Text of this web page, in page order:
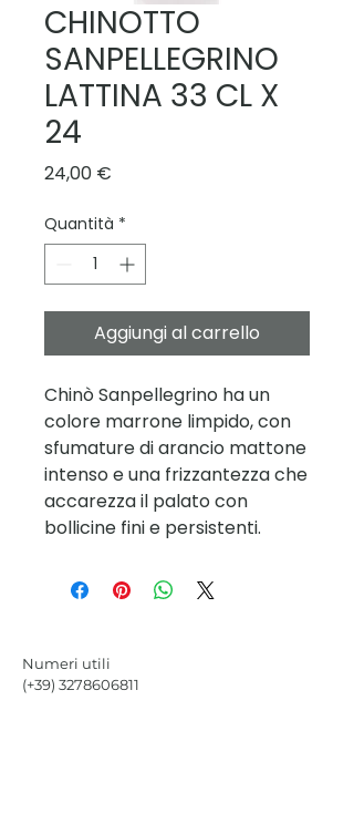
CHINOTTO
SANPELLEGRINO
LATTINA 33 CL X
24
24,00 €
Quantità *
Aggiungi al carrello
Chinò Sanpellegrino ha un
colore marrone limpido, con
sfumature di arancio mattone
intenso e una frizzantezza che
accarezza il palato con
bollicine fini e persistenti.
Numeri utili
(+39) 3278606811